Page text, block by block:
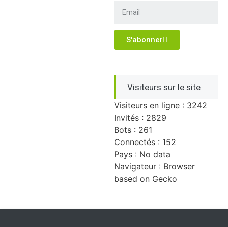
S'abonner
Visiteurs sur le site
Visiteurs en ligne : 3242
Invités : 2829
Bots : 261
Connectés : 152
Pays : No data
Navigateur : Browser
based on Gecko